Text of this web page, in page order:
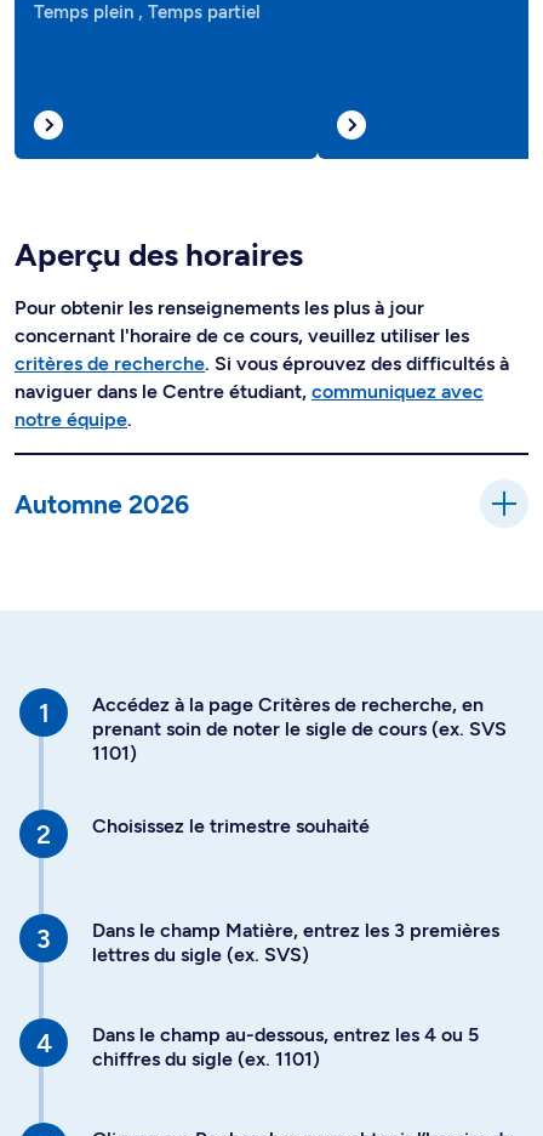
Temps plein , Temps partiel
Aperçu des horaires
Pour obtenir les renseignements les plus à jour
concernant l'horaire de ce cours, veuillez utiliser les
critères de recherche. Si vous éprouvez des difficultés à
naviguer dans le Centre étudiant, communiquez avec
notre équipe.
Automne 2026
Accédez à la page Critères de recherche, en
prenant soin de noter le sigle de cours (ex. SVS
1101)
Choisissez le trimestre souhaité
Dans le champ Matière, entrez les 3 premières
lettres du sigle (ex. SVS)
Dans le champ au-dessous, entrez les 4 ou 5
chiffres du sigle (ex. 1101)